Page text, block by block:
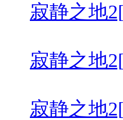
寂静之地
寂静之地
寂静之地